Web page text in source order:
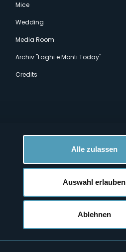
Alle zulassen
Auswahl erlauben
Ablehnen
Mice
Wedding
Media Room
Archiv "Laghi e Monti Today"
Credits